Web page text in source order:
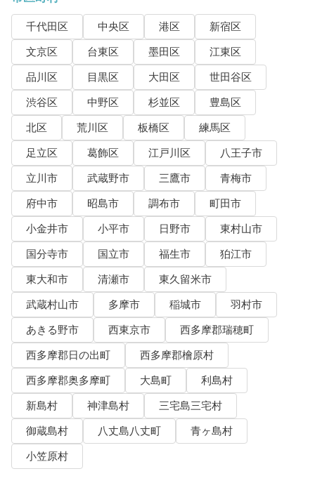
千代田区 中央区 港区
新宿区
文京区
台東区 墨田区
江東区
品川区
目黒区 大田区
世田谷区
渋谷区
中野区 杉並区
豊島区
北区
荒川区 板橋区
練馬区
足立区
葛飾区 江戸川区
八王子市
立川市
武蔵野市 三鷹市
青梅市
府中市
昭島市 調布市
町田市
小金井市
小平市 日野市
東村山市
国分寺市
国立市 福生市
狛江市
東大和市
清瀬市
東久留米市
武蔵村山市
多摩市 稲城市
羽村市
あきる野市
西東京市
西多摩郡瑞穂町
西多摩郡日の出町
西多摩郡檜原村
西多摩郡奥多摩町
大島町
利島村
新島村
神津島村
三宅島三宅村
御蔵島村
八丈島八丈町
青ヶ島村
小笠原村